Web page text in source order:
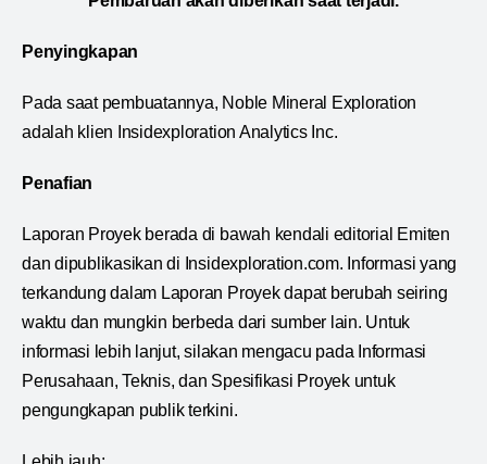
Penyingkapan
Pada saat pembuatannya, Noble Mineral Exploration
adalah klien Insidexploration Analytics Inc.
Penafian
Laporan Proyek berada di bawah kendali editorial Emiten
dan dipublikasikan di Insidexploration.com. Informasi yang
terkandung dalam Laporan Proyek dapat berubah seiring
waktu dan mungkin berbeda dari sumber lain. Untuk
informasi lebih lanjut, silakan mengacu pada Informasi
Perusahaan, Teknis, dan Spesifikasi Proyek untuk
pengungkapan publik terkini.